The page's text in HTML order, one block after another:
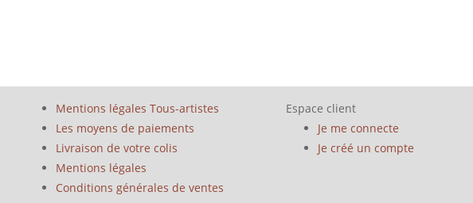
Mentions légales Tous-artistes
Les moyens de paiements
Livraison de votre colis
Mentions légales
Conditions générales de ventes
Espace client
Je me connecte
Je créé un compte